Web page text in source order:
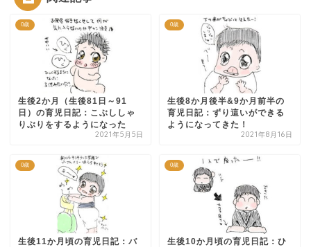
0歳
生後2か月（生後81日～91
日）の育児日記：こぶししゃ
りぶりをするようになった
2021年5月5日
0歳
生後8か月後半&9か月前半の
育児日記：ずり這いができる
ようになってきた！
2021年8月16日
0歳
生後11か月頃の育児日記：バ
0歳
生後10か月頃の育児日記：ひ